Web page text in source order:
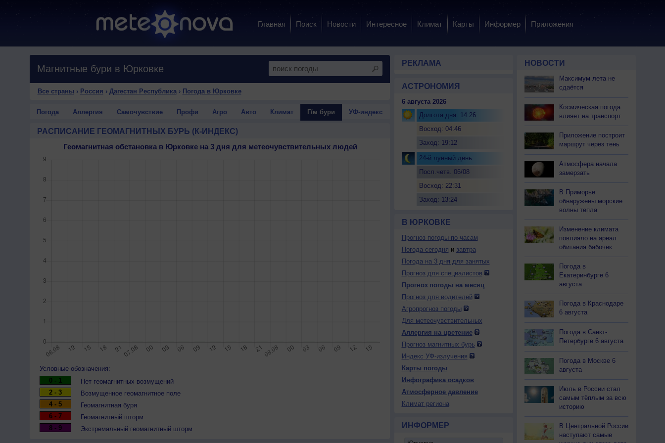
Главная Поиск Новости Интересное Климат Карты Информер Приложения
Магнитные бури в Юрковке
Все страны › Россия › Дагестан Республика› Погода в Юрковке
Погода Аллергия Самочувствие Профи Агро Авто Климат Г/м бури УФ-индекс
РАСПИСАНИЕ ГЕОМАГНИТНЫХ БУРЬ (К-ИНДЕКС)
Геомагнитная обстановка в Юрковке на 3 дня для метеочувствительных людей
Условные обозначения:
0 - 1
Нет геомагнитных возмущений
2 - 3
Возмущенное геомагнитное поле
4 - 5
Геомагнитная буря
6 - 7
Геомагнитный шторм
8 - 9
Экстремальный геомагнитный шторм
РЕКЛАМА
АСТРОНОМИЯ
6 августа 2026
Долгота дня: 14:26
Восход: 04:46
Заход: 19:12
24-й лунный день
Посл.четв. 06/08
Восход: 22:31
Заход: 13:24
В ЮРКОВКЕ
Прогноз погоды по часам
Погода сегодня и завтра
Погода на 3 дня для занятых
Прогноз для специалистов
Прогноз погоды на месяц
Прогноз для водителей
Агропрогноз погоды
Для метеочувствительных
Аллергия на цветение
Прогноз магнитных бурь
Индекс УФ-излучения
Карты погоды
Инфографика осадков
Атмосферное давление
Климат региона
ИНФОРМЕР
НОВОСТИ
Максимум лета не
сдаётся
Космическая погода
влияет на транспорт
Приложение построит
маршрут через тень
Атмосфера начала
замерзать
В Приморье
обнаружены морские
волны тепла
Изменение климата
повлияло на ареал
обитания бабочек
Погода в
Екатеринбурге 6
августа
Погода в Краснодаре
6 августа
Погода в Санкт-
Петербурге 6 августа
Погода в Москве 6
августа
Июль в России стал
самым тёплым за всю
историю
В Центральной России
наступают самые